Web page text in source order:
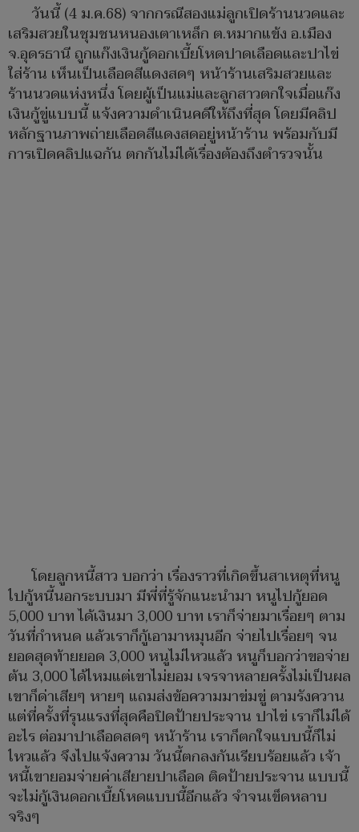
วันนี้ (4 ม.ค.68) จากกรณีสองแม่ลูกเปิดร้านนวดและ
เสริมสวยในชุมชนหนองเตาเหล็ก ต.หมากแข้ง อ.เมือง
จ.อุดรธานี ถูกแก๊งเงินกู้ดอกเบี้ยโหดปาดเลือดและปาไข่
ใส่ร้าน เห็นเป็นเลือดสีแดงสดๆ หน้าร้านเสริมสวยและ
ร้านนวดแห่งหนึ่ง โดยผู้เป็นแม่และลูกสาวตกใจเมื่อแก๊ง
เงินกู้ขู่แบบนี้ แจ้งความดำเนินคดีให้ถึงที่สุด โดยมีคลิป
หลักฐานภาพถ่ายเลือดสีแดงสดอยู่หน้าร้าน พร้อมกับมี
การเปิดคลิปแฉกัน ตกกันไม่ได้เรื่องต้องถึงตำรวจนั้น
โดยลูกหนี้สาว บอกว่า เรื่องราวที่เกิดขึ้นสาเหตุที่หนู
ไปกู้หนี้นอกระบบมา มีพี่ที่รู้จักแนะนำมา หนูไปกู้ยอด
5,000 บาท ได้เงินมา 3,000 บาท เราก็จ่ายมาเรื่อยๆ ตาม
วันที่กำหนด แล้วเราก็กู้เอามาหมุนอีก จ่ายไปเรื่อยๆ จน
ยอดสุดท้ายยอด 3,000 หนูไม่ไหวแล้ว หนูก็บอกว่าขอจ่าย
ต้น 3,000 ได้ไหมแต่เขาไม่ยอม เจรจาหลายครั้งไม่เป็นผล
เขาก็ด่าเสียๆ หายๆ แถมส่งข้อความมาข่มขู่ ตามรังควาน
แต่ที่ครั้งที่รุนแรงที่สุดคือปิดป้ายประจาน ปาไข่ เราก็ไม่ได้
อะไร ต่อมาปาเลือดสดๆ หน้าร้าน เราก็ตกใจแบบนี้ก็ไม่
ไหวแล้ว จึงไปแจ้งความ วันนี้ตกลงกันเรียบร้อยแล้ว เจ้า
หนี้เขายอมจ่ายค่าเสียายปาเลือด ติดป้ายประจาน แบบนี้
จะไม่กู้เงินดอกเบี้ยโหดแบบนี้อีกแล้ว จำจนเข็ดหลาบ
จริงๆ